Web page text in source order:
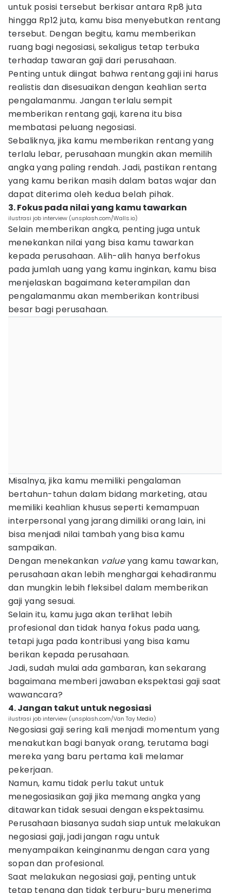
untuk posisi tersebut berkisar antara Rp8 juta
hingga Rp12 juta, kamu bisa menyebutkan rentang
tersebut. Dengan begitu, kamu memberikan
ruang bagi negosiasi, sekaligus tetap terbuka
terhadap tawaran gaji dari perusahaan.
Penting untuk diingat bahwa rentang gaji ini harus
realistis dan disesuaikan dengan keahlian serta
pengalamanmu. Jangan terlalu sempit
memberikan rentang gaji, karena itu bisa
membatasi peluang negosiasi.
Sebaliknya, jika kamu memberikan rentang yang
terlalu lebar, perusahaan mungkin akan memilih
angka yang paling rendah. Jadi, pastikan rentang
yang kamu berikan masih dalam batas wajar dan
dapat diterima oleh kedua belah pihak.
3. Fokus pada nilai yang kamu tawarkan
ilustrasi job interview (unsplash.com/Walls.io)
Selain memberikan angka, penting juga untuk
menekankan nilai yang bisa kamu tawarkan
kepada perusahaan. Alih-alih hanya berfokus
pada jumlah uang yang kamu inginkan, kamu bisa
menjelaskan bagaimana keterampilan dan
pengalamanmu akan memberikan kontribusi
besar bagi perusahaan.
Misalnya, jika kamu memiliki pengalaman
bertahun-tahun dalam bidang marketing, atau
memiliki keahlian khusus seperti kemampuan
interpersonal yang jarang dimiliki orang lain, ini
bisa menjadi nilai tambah yang bisa kamu
sampaikan.
Dengan menekankan valueyang kamu tawarkan,
perusahaan akan lebih menghargai kehadiranmu
dan mungkin lebih fleksibel dalam memberikan
gaji yang sesuai.
Selain itu, kamu juga akan terlihat lebih
profesional dan tidak hanya fokus pada uang,
tetapi juga pada kontribusi yang bisa kamu
berikan kepada perusahaan.
Jadi, sudah mulai ada gambaran, kan sekarang
bagaimana memberi jawaban ekspektasi gaji saat
wawancara?
4. Jangan takut untuk negosiasi
ilustrasi job interview (unsplash.com/Van Tay Media)
Negosiasi gaji sering kali menjadi momentum yang
menakutkan bagi banyak orang, terutama bagi
mereka yang baru pertama kali melamar
pekerjaan.
Namun, kamu tidak perlu takut untuk
menegosiasikan gaji jika memang angka yang
ditawarkan tidak sesuai dengan ekspektasimu.
Perusahaan biasanya sudah siap untuk melakukan
negosiasi gaji, jadi jangan ragu untuk
menyampaikan keinginanmu dengan cara yang
sopan dan profesional.
Saat melakukan negosiasi gaji, penting untuk
tetap tenang dan tidak terburu-buru menerima